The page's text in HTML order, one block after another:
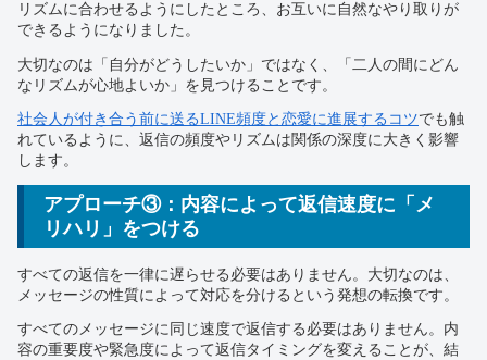
リズムに合わせるようにしたところ、お互いに自然なやり取りが
できるようになりました。
大切なのは「自分がどうしたいか」ではなく、「二人の間にどん
なリズムが心地よいか」を見つけることです。
社会人が付き合う前に送るLINE頻度と恋愛に進展するコツでも触
れているように、返信の頻度やリズムは関係の深度に大きく影響
します。
アプローチ③：内容によって返信速度に「メ
リハリ」をつける
すべての返信を一律に遅らせる必要はありません。大切なのは、
メッセージの性質によって対応を分けるという発想の転換です。
すべてのメッセージに同じ速度で返信する必要はありません。内
容の重要度や緊急度によって返信タイミングを変えることが、結